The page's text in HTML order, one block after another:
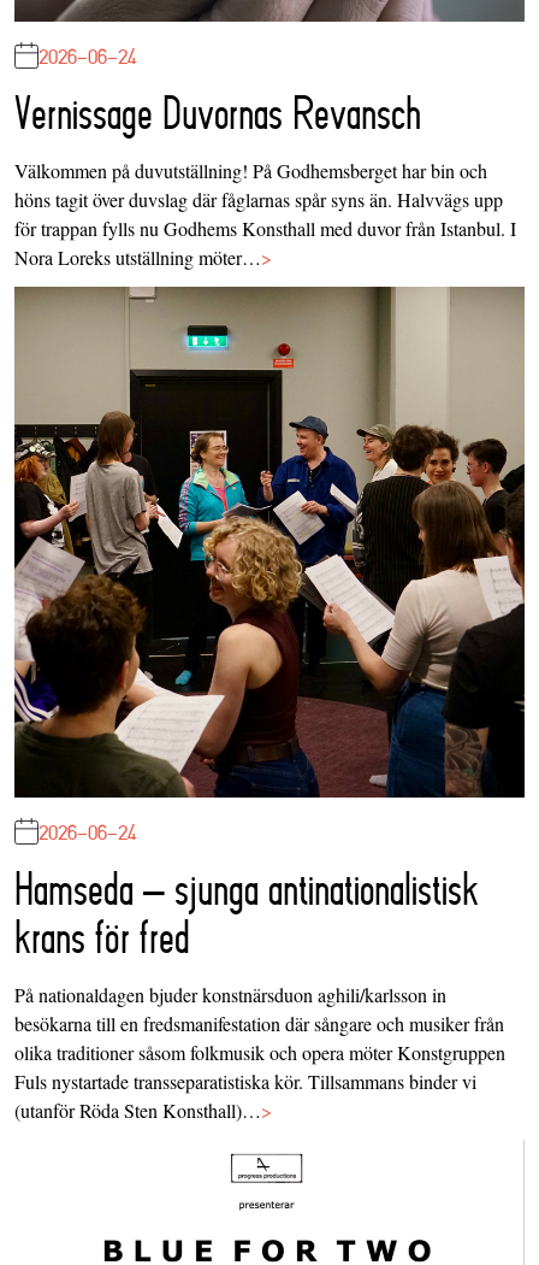
2026-06-24
Vernissage Duvornas Revansch
Välkommen på duvutställning! På Godhemsberget har bin och
höns tagit över duvslag där fåglarnas spår syns än. Halvvägs upp
för trappan fylls nu Godhems Konsthall med duvor från Istanbul. I
Nora Loreks utställning möter…>
2026-06-24
Hamseda – sjunga antinationalistisk
krans för fred
På nationaldagen bjuder konstnärsduon aghili/karlsson in
besökarna till en fredsmanifestation där sångare och musiker från
olika traditioner såsom folkmusik och opera möter Konstgruppen
Fuls nystartade transseparatistiska kör. Tillsammans binder vi
(utanför Röda Sten Konsthall)…>